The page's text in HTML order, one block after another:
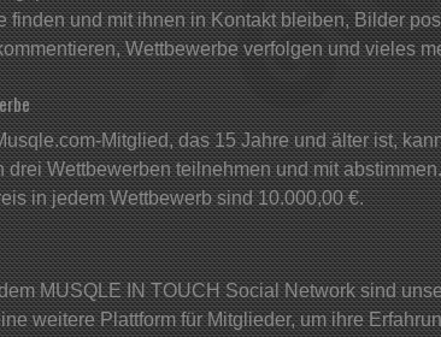
finden und mit ihnen in Kontakt bleiben, Bilder
Wettbewerbe verfolgen und vieles
Mitglied, das 15 Jahre und älter ist,
drei Wettbewerben teilnehmen und mit
in jedem Wettbewerb sind 10.000,00 €.
MUSQLE IN TOUCH Social Network sind
weitere Plattform für Mitglieder, um ihre